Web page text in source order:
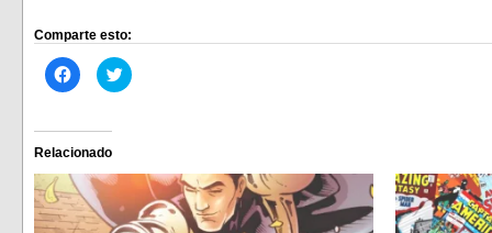
Comparte esto:
Haz
clic
Facebook
(Se
abre
en
una
ventana
nueva)
Haz
clic
en
una
ventana
nueva)
Relacionado